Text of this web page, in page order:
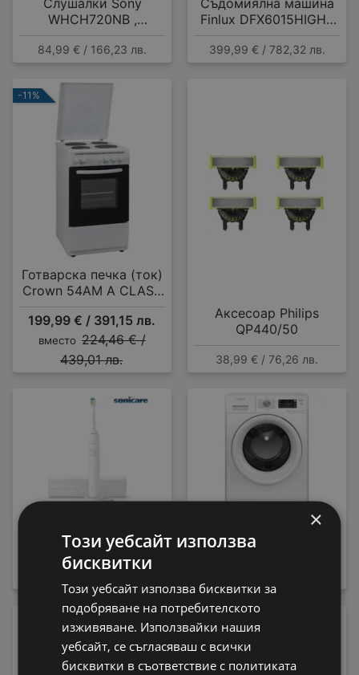
Слушалки Sony
WHCH720NB ,
84,99 € / 166,23 лв.
Съдомиялна машина
Finlux DFX6015HIGH ,
399,99 € / 782,32 лв.
-11%
Готварска печка (ток)
Crown 54AM A CLASS
ток , Бял
199,99 € / 391,15 лв.
вместо 224,46 € /
439,01 лв.
Аксесоар Philips
QP440/50
38,99 € / 76,26 лв.
за зъби Philips
HX7108/02 Sonicare
Пералня Whirlpool FFB
7469 WV EE , 1400 об./
-13%
×
Този уебсайт използва
бисквитки
Този уебсайт използва бисквитки за
подобряване на потребителското
изживяване. Използвайки нашия
уебсайт, се съгласяваш с всички
бисквитки в съответствие с политиката